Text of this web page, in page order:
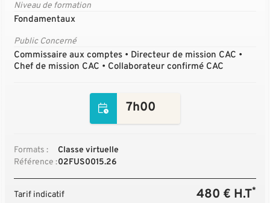
Niveau de formation
Fondamentaux
Public Concerné
Commissaire aux comptes • Directeur de mission CAC •
Chef de mission CAC • Collaborateur confirmé CAC
7h00
Formats :
Classe virtuelle
Référence :02FUS0015.26
Tarif indicatif 480 € H.T*